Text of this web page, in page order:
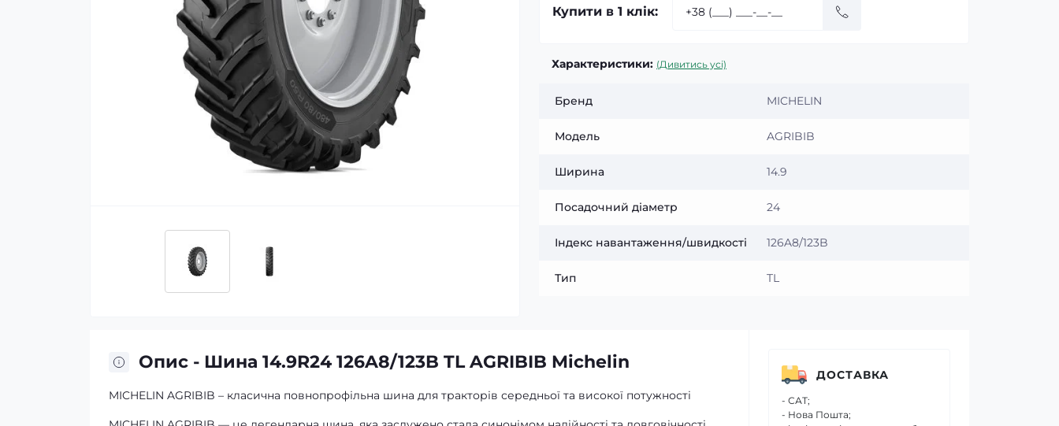
Купити в 1 клік:
Характеристики: (Дивитись усі)
Бренд MICHELIN
Модель AGRIBIB
Ширина 14.9
Посадочний діаметр 24
Індекс навантаження/швидкості 126A8/123B
Тип TL
Опис - Шина 14.9R24 126A8/123B TL AGRIBIB Michelin
MICHELIN AGRIBIB – класична повнопрофільна шина для тракторів середньої та високої потужності
ДОСТАВКА
- САТ;
- Нова Пошта;